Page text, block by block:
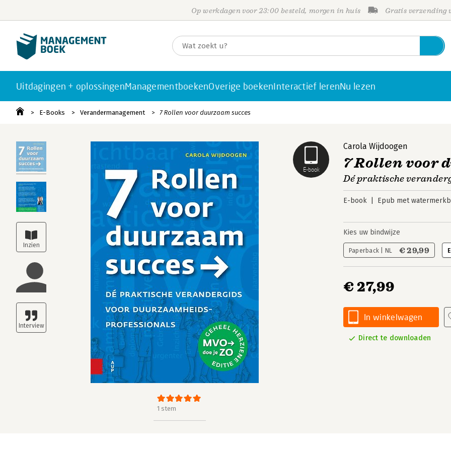
Op werkdagen voor 23:00 besteld, morgen in huis Gratis verzending
Uitdagingen + oplossingenManagementboekenOverige boekenInteractief lerenNu lezen
E-Books Verandermanagement 7 Rollen voor duurzaam succes
E-book
1 stem
Carola Wijdoogen
7 Rollen voor
Dé praktische
E-book Epub met
Kies uw bindwijze
Paperback | NL € 29,99
€ 27,99
In winkelwagen
Direct te downloaden